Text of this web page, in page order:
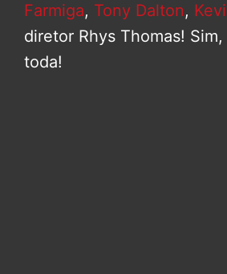
Farmiga, Tony Dalton,
diretor Rhys Thomas!
toda!